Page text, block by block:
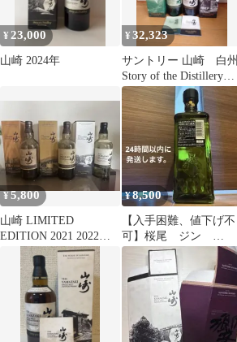
¥ 23,000
山崎 2024年
¥32,323
サントリー 山崎 白州
Story of the Distillery
2025
¥5,800
山崎 LIMITED
EDITION 2021 2022
2024空瓶3本セット
¥8,500
【入手困難、値下げ不
可】桜尾 ジン
HIROSHIMA